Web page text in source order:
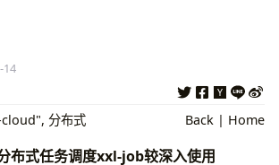
returnT = stringFutureTask
14
, 分布式 Back | Home
布式任务调度xxl-job较深入使用